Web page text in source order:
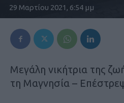
29 Μαρτίου 2021, 6:54 μμ
Μεγάλη νικήτρια της
τη Μαγνησία –